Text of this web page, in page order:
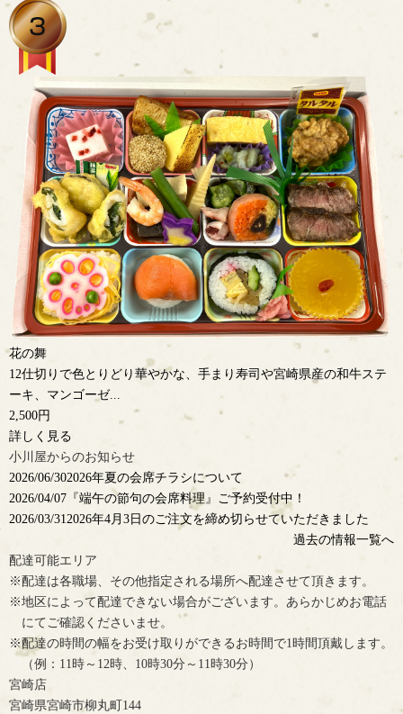
花の舞
12仕切りで色とりどり華やかな、手まり寿司や宮崎県産の和牛ステ
ーキ、マンゴーゼ...
2,500円
詳しく見る
小川屋からのお知らせ
2026/06/302026年夏の会席チラシについて
2026/04/07 『端午の節句の会席料理』ご予約受付中！
2026/03/31 2026年4月3日のご注文を締め切らせていただきました
過去の情報一覧へ
配達可能エリア
※配達は各職場、その他指定される場所へ配達させて頂きます。
※地区によって配達できない場合がございます。あらかじめお電話
にてご確認くださいませ。
※配達の時間の幅をお受け取りができるお時間で1時間頂戴します。
（例：11時～12時、10時30分～11時30分）
宮崎店
宮崎県宮崎市柳丸町144